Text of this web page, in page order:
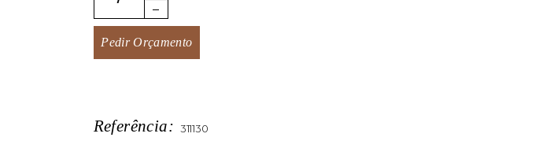
Pedir Orçamento
Referência: 311130